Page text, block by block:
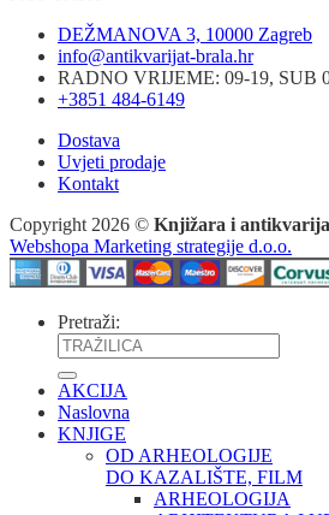
DEŽMANOVA 3, 10000 Zagreb
info@antikvarijat-brala.hr
RADNO VRIJEME: 09-19, SUB
+3851 484-6149
Dostava
Uvjeti prodaje
Kontakt
Copyright 2026 © Knjižara i
Webshopa Marketing strategije d.o.o.
Pretraži:
AKCIJA
Naslovna
KNJIGE
OD ARHEOLOGIJE
DO KAZALIŠTE, FILM
ARHEOLOGIJA